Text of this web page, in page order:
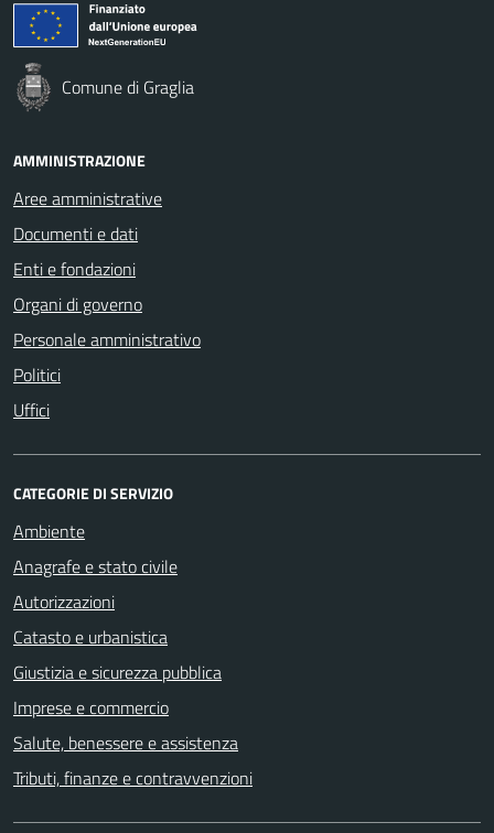
Comune di Graglia
AMMINISTRAZIONE
Aree amministrative
Documenti e dati
Enti e fondazioni
Organi di governo
Personale amministrativo
Politici
Uffici
CATEGORIE DI SERVIZIO
Ambiente
Anagrafe e stato civile
Autorizzazioni
Catasto e urbanistica
Giustizia e sicurezza pubblica
Imprese e commercio
Salute, benessere e assistenza
Tributi, finanze e contravvenzioni